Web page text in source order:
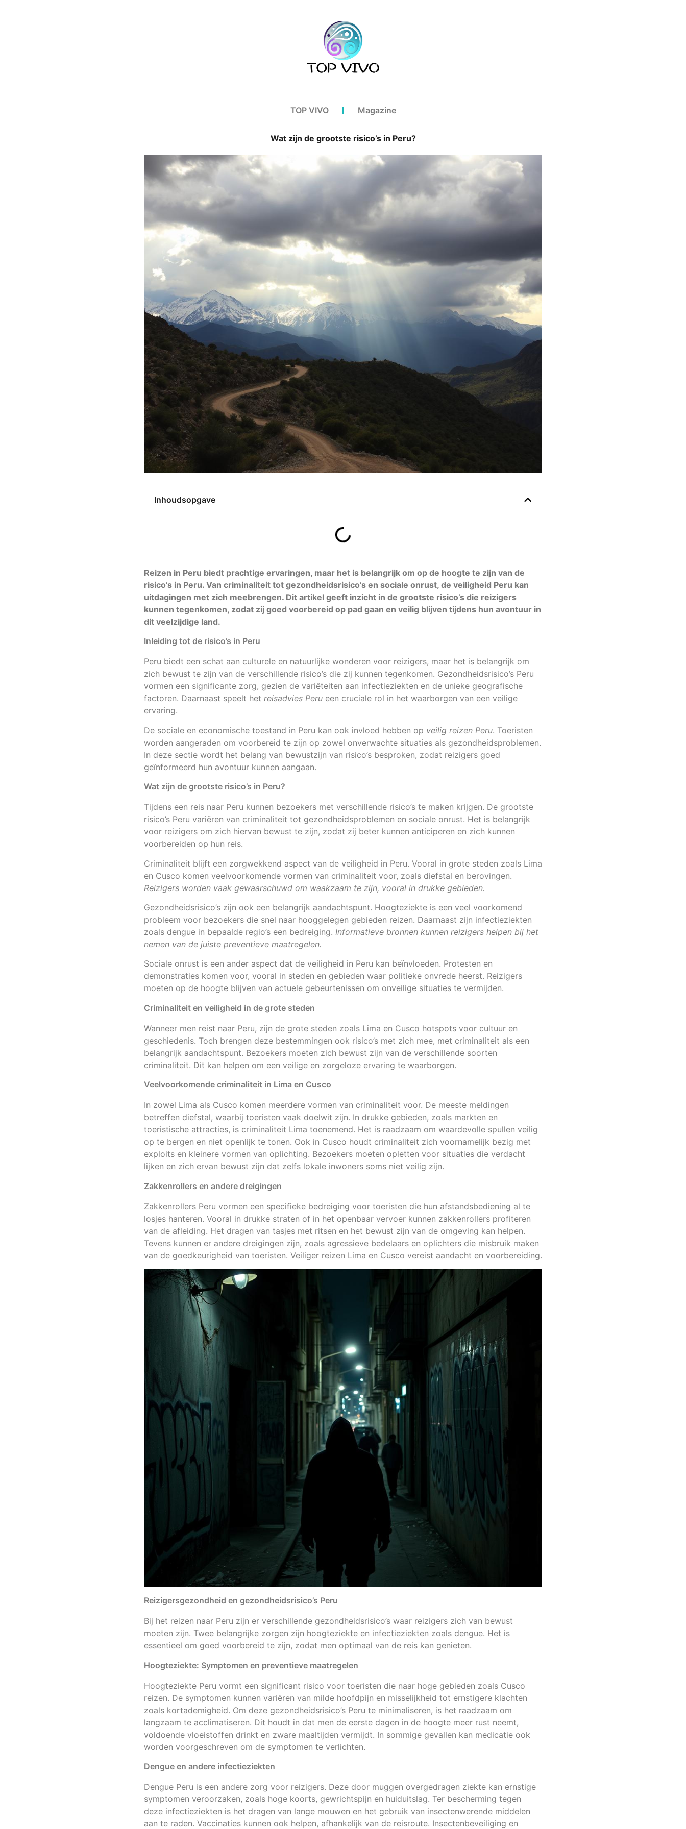
TOP VIVO Magazine
Wat zijn de grootste risico’s in Peru?
Inhoudsopgave
Reizen in Peru biedt prachtige ervaringen, maar het is belangrijk om op de hoogte te zijn van de
risico’s in Peru. Van criminaliteit tot gezondheidsrisico’s en sociale onrust, de veiligheid Peru kan
uitdagingen met zich meebrengen. Dit artikel geeft inzicht in de grootste risico’s die reizigers
kunnen tegenkomen, zodat zij goed voorbereid op pad gaan en veilig blijven tijdens hun avontuur in
dit veelzijdige land.
Inleiding tot de risico’s in Peru
Peru biedt een schat aan culturele en natuurlijke wonderen voor reizigers, maar het is belangrijk om
zich bewust te zijn van de verschillende risico’s die zij kunnen tegenkomen. Gezondheidsrisico’s Peru
vormen een significante zorg, gezien de variëteiten aan infectieziekten en de unieke geografische
factoren. Daarnaast speelt het reisadvies Peru een cruciale rol in het waarborgen van een veilige
ervaring.
De sociale en economische toestand in Peru kan ook invloed hebben op veilig reizen Peru. Toeristen
worden aangeraden om voorbereid te zijn op zowel onverwachte situaties als gezondheidsproblemen.
In deze sectie wordt het belang van bewustzijn van risico’s besproken, zodat reizigers goed
geïnformeerd hun avontuur kunnen aangaan.
Wat zijn de grootste risico’s in Peru?
Tijdens een reis naar Peru kunnen bezoekers met verschillende risico’s te maken krijgen. De grootste
risico’s Peru variëren van criminaliteit tot gezondheidsproblemen en sociale onrust. Het is belangrijk
voor reizigers om zich hiervan bewust te zijn, zodat zij beter kunnen anticiperen en zich kunnen
voorbereiden op hun reis.
Criminaliteit blijft een zorgwekkend aspect van de veiligheid in Peru. Vooral in grote steden zoals Lima
en Cusco komen veelvoorkomende vormen van criminaliteit voor, zoals diefstal en berovingen.
Reizigers worden vaak gewaarschuwd om waakzaam te zijn, vooral in drukke gebieden.
Gezondheidsrisico’s zijn ook een belangrijk aandachtspunt. Hoogteziekte is een veel voorkomend
probleem voor bezoekers die snel naar hooggelegen gebieden reizen. Daarnaast zijn infectieziekten
zoals dengue in bepaalde regio’s een bedreiging. Informatieve bronnen kunnen reizigers helpen bij het
nemen van de juiste preventieve maatregelen.
Sociale onrust is een ander aspect dat de veiligheid in Peru kan beïnvloeden. Protesten en
demonstraties komen voor, vooral in steden en gebieden waar politieke onvrede heerst. Reizigers
moeten op de hoogte blijven van actuele gebeurtenissen om onveilige situaties te vermijden.
Criminaliteit en veiligheid in de grote steden
Wanneer men reist naar Peru, zijn de grote steden zoals Lima en Cusco hotspots voor cultuur en
geschiedenis. Toch brengen deze bestemmingen ook risico’s met zich mee, met criminaliteit als een
belangrijk aandachtspunt. Bezoekers moeten zich bewust zijn van de verschillende soorten
criminaliteit. Dit kan helpen om een veilige en zorgeloze ervaring te waarborgen.
Veelvoorkomende criminaliteit in Lima en Cusco
In zowel Lima als Cusco komen meerdere vormen van criminaliteit voor. De meeste meldingen
betreffen diefstal, waarbij toeristen vaak doelwit zijn. In drukke gebieden, zoals markten en
toeristische attracties, is criminaliteit Lima toenemend. Het is raadzaam om waardevolle spullen veilig
op te bergen en niet openlijk te tonen. Ook in Cusco houdt criminaliteit zich voornamelijk bezig met
exploits en kleinere vormen van oplichting. Bezoekers moeten opletten voor situaties die verdacht
lijken en zich ervan bewust zijn dat zelfs lokale inwoners soms niet veilig zijn.
Zakkenrollers en andere dreigingen
Zakkenrollers Peru vormen een specifieke bedreiging voor toeristen die hun afstandsbediening al te
losjes hanteren. Vooral in drukke straten of in het openbaar vervoer kunnen zakkenrollers profiteren
van de afleiding. Het dragen van tasjes met ritsen en het bewust zijn van de omgeving kan helpen.
Tevens kunnen er andere dreigingen zijn, zoals agressieve bedelaars en oplichters die misbruik maken
van de goedkeurigheid van toeristen. Veiliger reizen Lima en Cusco vereist aandacht en voorbereiding.
Reizigersgezondheid en gezondheidsrisico’s Peru
Bij het reizen naar Peru zijn er verschillende gezondheidsrisico’s waar reizigers zich van bewust
moeten zijn. Twee belangrijke zorgen zijn hoogteziekte en infectieziekten zoals dengue. Het is
essentieel om goed voorbereid te zijn, zodat men optimaal van de reis kan genieten.
Hoogteziekte: Symptomen en preventieve maatregelen
Hoogteziekte Peru vormt een significant risico voor toeristen die naar hoge gebieden zoals Cusco
reizen. De symptomen kunnen variëren van milde hoofdpijn en misselijkheid tot ernstigere klachten
zoals kortademigheid. Om deze gezondheidsrisico’s Peru te minimaliseren, is het raadzaam om
langzaam te acclimatiseren. Dit houdt in dat men de eerste dagen in de hoogte meer rust neemt,
voldoende vloeistoffen drinkt en zware maaltijden vermijdt. In sommige gevallen kan medicatie ook
worden voorgeschreven om de symptomen te verlichten.
Dengue en andere infectieziekten
Dengue Peru is een andere zorg voor reizigers. Deze door muggen overgedragen ziekte kan ernstige
symptomen veroorzaken, zoals hoge koorts, gewrichtspijn en huiduitslag. Ter bescherming tegen
deze infectieziekten is het dragen van lange mouwen en het gebruik van insectenwerende middelen
aan te raden. Vaccinaties kunnen ook helpen, afhankelijk van de reisroute. Insectenbeveiliging en